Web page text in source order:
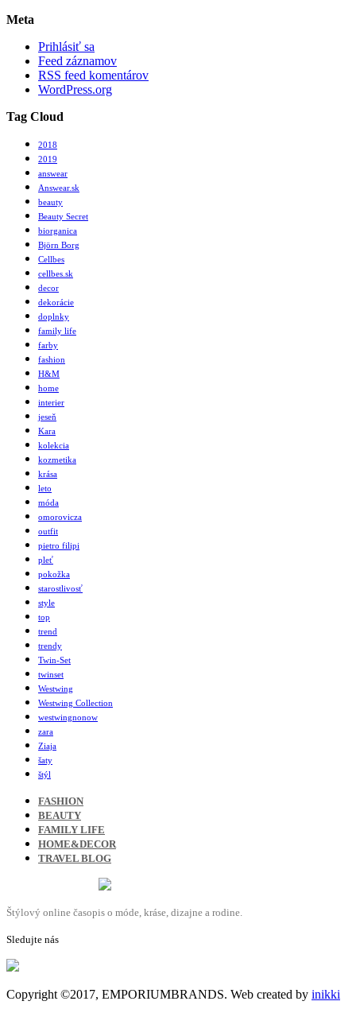
Meta
Prihlásiť sa
Feed záznamov
RSS feed komentárov
WordPress.org
Tag Cloud
2018
2019
answear
Answear.sk
beauty
Beauty Secret
biorganica
Björn Borg
Cellbes
cellbes.sk
decor
dekorácie
doplnky
family life
farby
fashion
H&M
home
interier
jeseň
Kara
kolekcia
kozmetika
krása
leto
móda
omorovicza
outfit
pietro filipi
pleť
pokožka
starostlivosť
style
top
trend
trendy
Twin-Set
twinset
Westwing
Westwing Collection
westwingnonow
zara
Ziaja
šaty
štýl
FASHION
BEAUTY
FAMILY LIFE
HOME&DECOR
TRAVEL BLOG
Štýlový online časopis o móde, kráse, dizajne a rodine.
Sledujte nás
Copyright ©2017, EMPORIUMBRANDS. Web created by inikki